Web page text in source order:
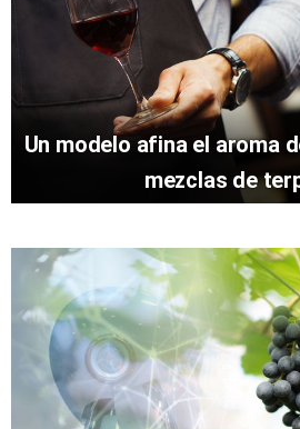
Un modelo afina el aroma
mezclas de